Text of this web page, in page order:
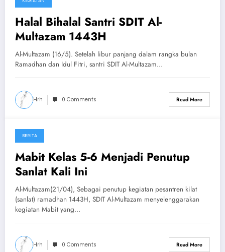
Halal Bihalal Santri SDIT Al-
Multazam 1443H
Al-Multazam (16/5). Setelah libur panjang dalam rangka bulan
Ramadhan dan Idul Fitri, santri SDIT Al-Multazam…
Hrh 0 Comments Read More
April 21, 2022
BERITA
Mabit Kelas 5-6 Menjadi Penutup
Sanlat Kali Ini
Al-Multazam(21/04), Sebagai penutup kegiatan pesantren kilat
(sanlat) ramadhan 1443H, SDIT Al-Multazam menyelenggarakan
kegiatan Mabit yang…
Hrh 0 Comments Read More